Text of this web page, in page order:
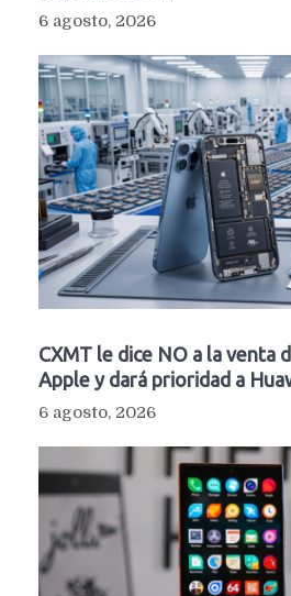
6 agosto, 2026
CXMT le dice NO a la venta
Apple y dará prioridad a
6 agosto, 2026